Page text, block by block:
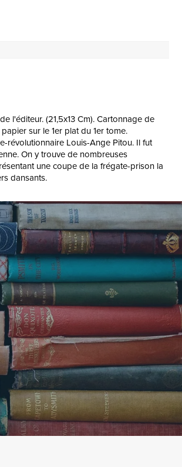
l'éditeur. (21,5x13 Cm). Cartonnage de
sur le 1er plat du 1er tome.
révolutionnaire Louis-Ange Pitou. Il fut
On y trouve de nombreuses
une coupe de la frégate-prison la
dansants.